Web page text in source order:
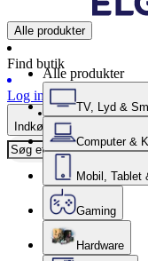
Alle produkter
Find butik
Log ind
Indkøbskurv
Alle produkter
TV, Lyd &
Computer &
Mobil, Tablet
Gaming
Hardware